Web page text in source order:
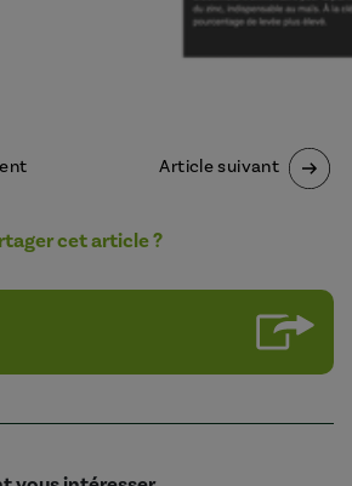
Article suivant
cet article ?